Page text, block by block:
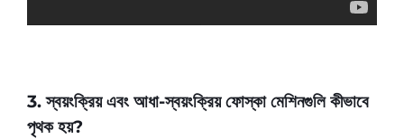
3. স্বয়ংক্রিয় এবং আধা-স্বয়ংক্রিয় ফোস্কা মেশিনগুলি কীভাবে
পৃথক হয়?